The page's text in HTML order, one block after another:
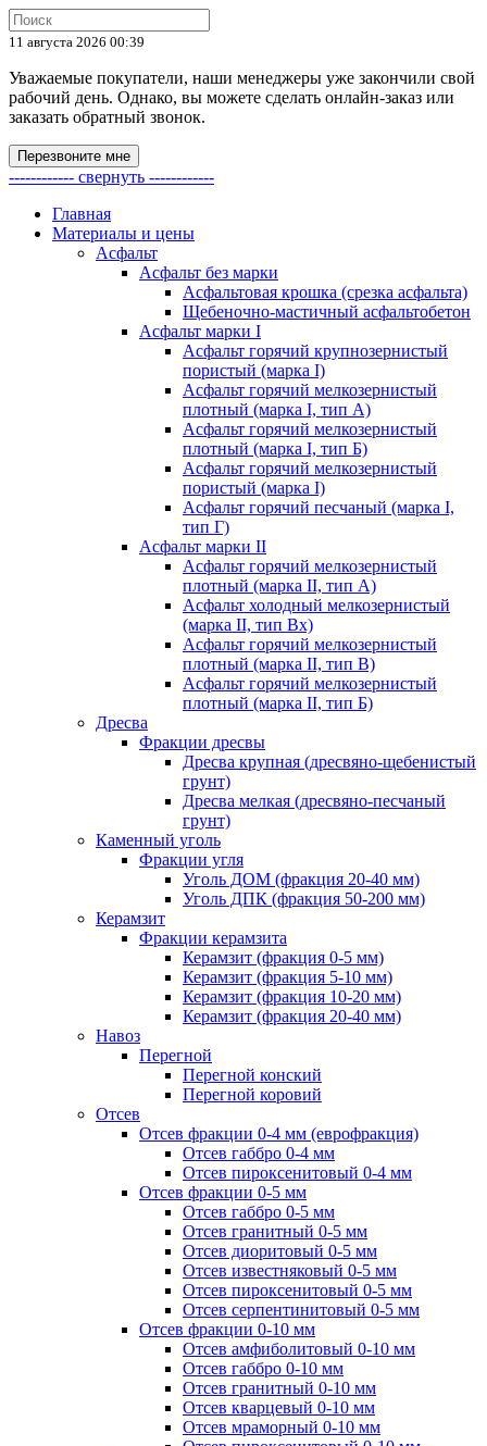
11 августа 2026 00:39
Уважаемые покупатели, наши менеджеры уже закончили свой
рабочий день. Однако, вы можете сделать онлайн-заказ или
заказать обратный звонок.
Перезвоните мне
------------ свернуть ------------
Главная
Материалы и цены
Асфальт
Асфальт без марки
Асфальтовая крошка (срезка асфальта)
Щебеночно-мастичный асфальтобетон
Асфальт марки I
Асфальт горячий крупнозернистый
пористый (марка I)
Асфальт горячий мелкозернистый
плотный (марка I, тип А)
Асфальт горячий мелкозернистый
плотный (марка I, тип Б)
Асфальт горячий мелкозернистый
пористый (марка I)
Асфальт горячий песчаный (марка I,
тип Г)
Асфальт марки II
Асфальт горячий мелкозернистый
плотный (марка II, тип А)
Асфальт холодный мелкозернистый
(марка II, тип Вх)
Асфальт горячий мелкозернистый
плотный (марка II, тип В)
Асфальт горячий мелкозернистый
плотный (марка II, тип Б)
Дресва
Фракции дресвы
Дресва крупная (дресвяно-щебенистый
грунт)
Дресва мелкая (дресвяно-песчаный
грунт)
Каменный уголь
Фракции угля
Уголь ДОМ (фракция 20-40 мм)
Уголь ДПК (фракция 50-200 мм)
Керамзит
Фракции керамзита
Керамзит (фракция 0-5 мм)
Керамзит (фракция 5-10 мм)
Керамзит (фракция 10-20 мм)
Керамзит (фракция 20-40 мм)
Навоз
Перегной
Перегной конский
Перегной коровий
Отсев
Отсев фракции 0-4 мм (еврофракция)
Отсев габбро 0-4 мм
Отсев пироксенитовый 0-4 мм
Отсев фракции 0-5 мм
Отсев габбро 0-5 мм
Отсев гранитный 0-5 мм
Отсев диоритовый 0-5 мм
Отсев известняковый 0-5 мм
Отсев пироксенитовый 0-5 мм
Отсев серпентинитовый 0-5 мм
Отсев фракции 0-10 мм
Отсев амфиболитовый 0-10 мм
Отсев габбро 0-10 мм
Отсев гранитный 0-10 мм
Отсев кварцевый 0-10 мм
Отсев мраморный 0-10 мм